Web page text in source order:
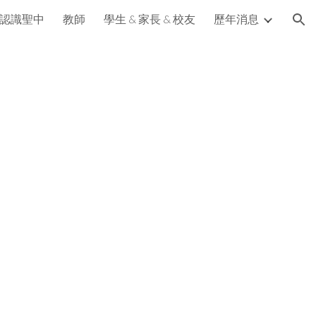
認識聖中 教師 學生 & 家長 & 校友 歷年消息